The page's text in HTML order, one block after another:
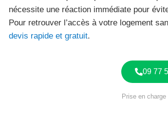
nécessite une réaction immédiate pour
Pour retrouver l’accès à votre logement
devis rapide et gratuit.
09 77
Prise en